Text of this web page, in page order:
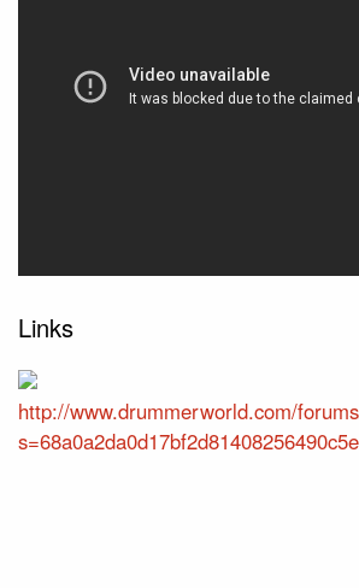
Links
http://www.drummerworld.com/